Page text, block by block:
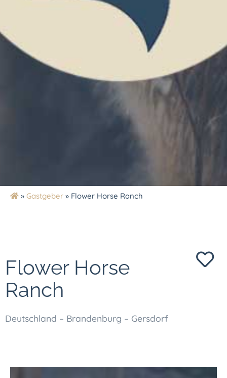
» Gastgeber » Flower Horse Ranch
Flower Horse
Ranch
Deutschland – Brandenburg – Gersdorf